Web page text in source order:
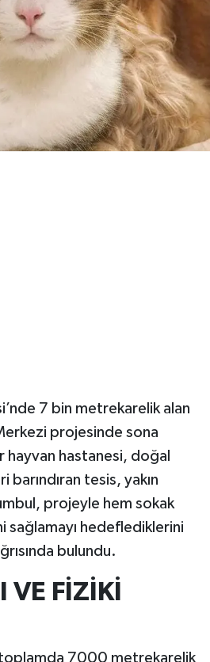
7 bin metrekarelik alan
projesinde sona
hayvan hastanesi, doğal
tesis, yakın
projeyle hem sokak
sağlamayı hedeflediklerini
bulundu.
VE FİZİKİ
toplamda 7000 metrekarelik